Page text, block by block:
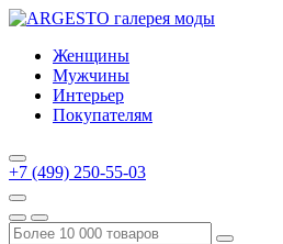
Женщины
Мужчины
Интерьер
Покупателям
+7 (499) 250-55-03